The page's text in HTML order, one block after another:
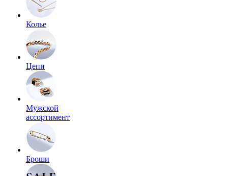
Колье
Цепи
Мужской
ассортимент
Броши